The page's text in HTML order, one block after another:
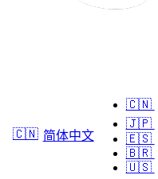
🇨🇳 简体中文
🇨🇳
🇯🇵
🇪🇸
🇧🇷
🇺🇸